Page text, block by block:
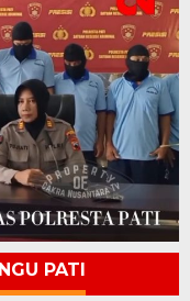
PATI